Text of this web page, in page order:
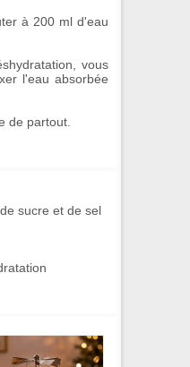
à 200 ml d'eau
vous
l'eau absorbée
de partout.
sucre et de sel